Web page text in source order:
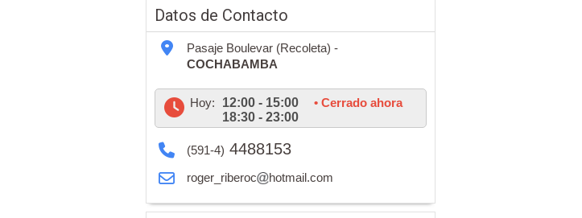
Datos de Contacto
Pasaje Boulevar (Recoleta) -
COCHABAMBA
Hoy: 12:00 - 15:00
• Cerrado ahora
18:30 - 23:00
(591-4) 4488153
roger_riberoc hotmail.com